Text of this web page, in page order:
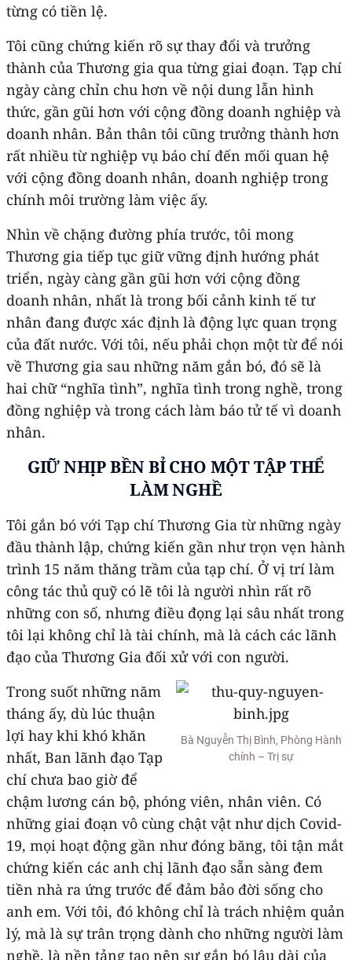
từng có tiền lệ.
Tôi cũng chứng kiến rõ sự thay đổi và trưởng
thành của Thương gia qua từng giai đoạn. Tạp chí
ngày càng chỉn chu hơn về nội dung lẫn hình
thức, gần gũi hơn với cộng đồng doanh nghiệp và
doanh nhân. Bản thân tôi cũng trưởng thành hơn
rất nhiều từ nghiệp vụ báo chí đến mối quan hệ
với cộng đồng doanh nhân, doanh nghiệp trong
chính môi trường làm việc ấy.
Nhìn về chặng đường phía trước, tôi mong
Thương gia tiếp tục giữ vững định hướng phát
triển, ngày càng gần gũi hơn với cộng đồng
doanh nhân, nhất là trong bối cảnh kinh tế tư
nhân đang được xác định là động lực quan trọng
của đất nước. Với tôi, nếu phải chọn một từ để nói
về Thương gia sau những năm gắn bó, đó sẽ là
hai chữ “nghĩa tình”, nghĩa tình trong nghề, trong
đồng nghiệp và trong cách làm báo tử tế vì doanh
nhân.
GIỮ NHỊP BỀN BỈ CHO MỘT TẬP THỂ
LÀM NGHỀ
Tôi gắn bó với Tạp chí Thương Gia từ những ngày
đầu thành lập, chứng kiến gần như trọn vẹn hành
trình 15 năm thăng trầm của tạp chí. Ở vị trí làm
công tác thủ quỹ có lẽ tôi là người nhìn rất rõ
những con số, nhưng điều đọng lại sâu nhất trong
tôi lại không chỉ là tài chính, mà là cách các lãnh
đạo của Thương Gia đối xử với con người.
Bà Nguyễn Thị Bình, Phòng Hành
chính – Trị sự
Trong suốt những năm
tháng ấy, dù lúc thuận
lợi hay khi khó khăn
nhất, Ban lãnh đạo Tạp
chí chưa bao giờ để
chậm lương cán bộ, phóng viên, nhân viên. Có
những giai đoạn vô cùng chật vật như dịch Covid-
19, mọi hoạt động gần như đóng băng, tôi tận mắt
chứng kiến các anh chị lãnh đạo sẵn sàng đem
tiền nhà ra ứng trước để đảm bảo đời sống cho
anh em. Với tôi, đó không chỉ là trách nhiệm quản
lý, mà là sự trân trọng dành cho những người làm
nghề, là nền tảng tạo nên sự gắn bó lâu dài của